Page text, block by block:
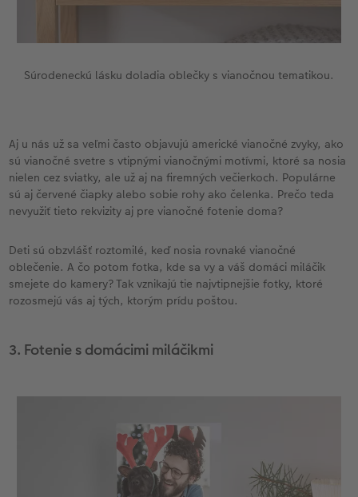
Súrodeneckú lásku doladia oblečky s vianočnou tematikou.
Aj u nás už sa veľmi často objavujú americké vianočné zvyky, ako
sú vianočné svetre s vtipnými vianočnými motívmi, ktoré sa nosia
nielen cez sviatky, ale už aj na firemných večierkoch. Populárne
sú aj červené čiapky alebo sobie rohy ako čelenka. Prečo teda
nevyužiť tieto rekvizity aj pre vianočné fotenie doma?
Deti sú obzvlášť roztomilé, keď nosia rovnaké vianočné
oblečenie. A čo potom fotka, kde sa vy a váš domáci miláčik
smejete do kamery? Tak vznikajú tie najvtipnejšie fotky, ktoré
rozosmejú vás aj tých, ktorým prídu poštou.
3. Fotenie s domácimi miláčikmi